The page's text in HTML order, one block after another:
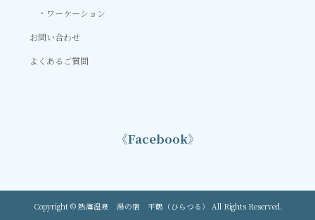
ワーケーション
お問い合わせ
よくあるご質問
《Facebook》
Copyright © 熱海温泉 湯の宿 平鶴（ひらつる） All Rights Reserved.